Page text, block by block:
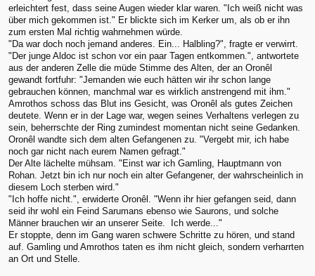
erleichtert fest, dass seine Augen wieder klar waren. "Ich weiß nicht was
über mich gekommen ist." Er blickte sich im Kerker um, als ob er ihn
zum ersten Mal richtig wahrnehmen würde.
"Da war doch noch jemand anderes. Ein... Halbling?", fragte er verwirrt.
"Der junge Aldoc ist schon vor ein paar Tagen entkommen.", antwortete
aus der anderen Zelle die müde Stimme des Alten, der an Oronêl
gewandt fortfuhr: "Jemanden wie euch hätten wir ihr schon lange
gebrauchen können, manchmal war es wirklich anstrengend mit ihm."
Amrothos schoss das Blut ins Gesicht, was Oronêl als gutes Zeichen
deutete. Wenn er in der Lage war, wegen seines Verhaltens verlegen zu
sein, beherrschte der Ring zumindest momentan nicht seine Gedanken.
Oronêl wandte sich dem alten Gefangenen zu. "Vergebt mir, ich habe
noch gar nicht nach eurem Namen gefragt."
Der Alte lächelte mühsam. "Einst war ich Gamling, Hauptmann von
Rohan. Jetzt bin ich nur noch ein alter Gefangener, der wahrscheinlich in
diesem Loch sterben wird."
"Ich hoffe nicht.", erwiderte Oronêl. "Wenn ihr hier gefangen seid, dann
seid ihr wohl ein Feind Sarumans ebenso wie Saurons, und solche
Männer brauchen wir an unserer Seite. Ich werde..."
Er stoppte, denn im Gang waren schwere Schritte zu hören, und stand
auf. Gamling und Amrothos taten es ihm nicht gleich, sondern verharrten
an Ort und Stelle.